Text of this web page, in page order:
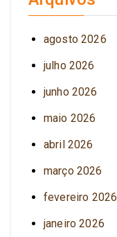
agosto 2026
julho 2026
junho 2026
maio 2026
abril 2026
março 2026
fevereiro 2026
janeiro 2026